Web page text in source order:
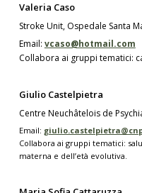
Valeria Caso
Stroke Unit, Ospedale Santa
Email: vcaso@hotmail.com
Collabora ai gruppi tematici:
Giulio Castelpietra
Centre Neuchâtelois de
Email:
Collabora ai gruppi tematici:
materna e dell’età evolutiva.